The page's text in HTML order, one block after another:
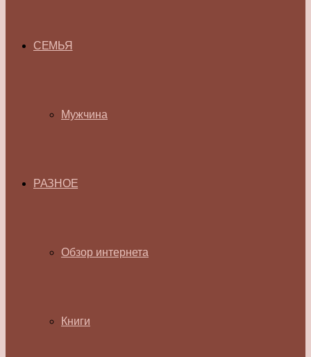
СЕМЬЯ
Мужчина
РАЗНОЕ
Обзор интернета
Книги